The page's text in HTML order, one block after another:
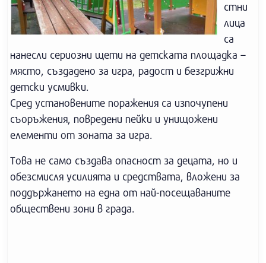
стни
лица
са
нанесли сериозни щети на детската площадка –
място, създадено за игра, радост и безгрижни
детски усмивки.
Сред установените поражения са изпочупени
съоръжения, повредени пейки и унищожени
елементи от зоната за игра.
Това не само създава опасност за децата, но и
обезсмисля усилията и средствата, вложени за
поддържането на една от най-посещаваните
обществени зони в града.